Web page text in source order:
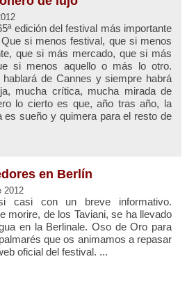
edición del festival más importante
si menos festival, que si menos
que si más mercado, que si más
si menos aquello o más lo otro.
hablará de Cannes y siempre habrá
mucha crítica, mucha mirada de
lo cierto es que, año tras año, la
es sueño y quimera para el resto de
en Berlín
2012
casi con un breve informativo.
morire, de los Taviani, se ha llevado
en la Berlinale. Oso de Oro para
que os animamos a repasar
oficial del festival. ...